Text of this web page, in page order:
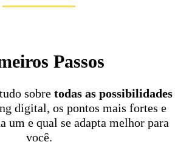
Passos
sobre todas as possibilidades
digital, os pontos mais fortes e
um e qual se adapta melhor para
você.